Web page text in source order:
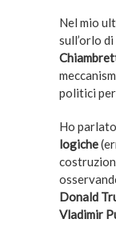
Nel mio
sull’orlo
politici
Ho
logiche
Donald
Vladimir